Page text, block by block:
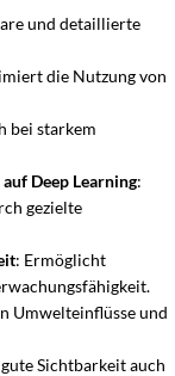
und detaillierte
die Nutzung von
bei starkem
Deep Learning:
gezielte
: Ermöglicht
Umwelteinflüsse und
Sichtbarkeit auch